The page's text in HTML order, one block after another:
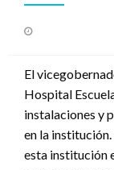
El
Hospital
instalaciones y
en la
esta institución